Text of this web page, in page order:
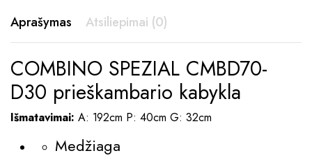
Aprašymas Atsiliepimai (0)
COMBINO SPEZIAL CMBD70-
D30 prieškambario kabykla
Išmatavimai: A: 192cm P: 40cm G: 32cm
Medžiaga